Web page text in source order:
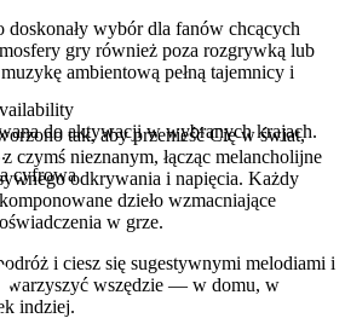
doskonały wybór dla fanów chcących
gry również poza rozgrywką lub
ambientową pełną tajemnicy i
tak, aby przenieść Cię w świat,
czymś nieznanym, łącząc melancholijne
odkrywania i napięcia. Każdy
dzieło wzmacniające
w grze.
i ciesz się sugestywnymi melodiami i
wszędzie — w domu, w
indziej.
do aktywacji w wybranych krajach.
cyfrowa